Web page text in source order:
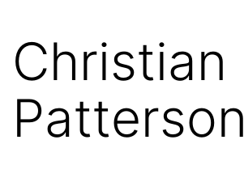
Christian
Patterson